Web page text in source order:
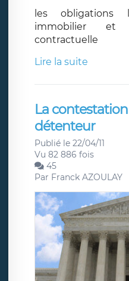
les obligations
immobilier et
contractuelle
Lire la suite
La
détenteur
Publié le 22/04/11
Vu 82 886 fois
45
Par Franck AZOULAY